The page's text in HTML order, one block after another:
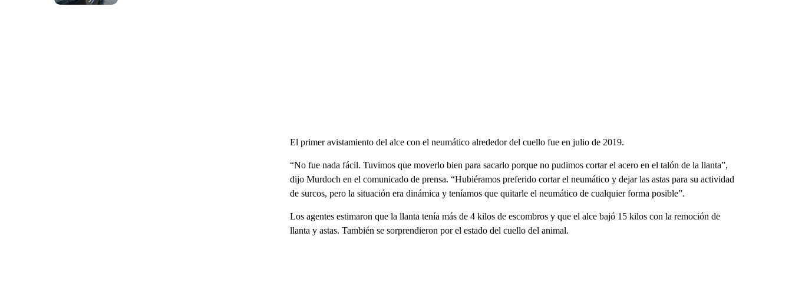
El primer avistamiento del alce con el neumático alrededor del cuello fue en julio de 2019.
“No fue nada fácil. Tuvimos que moverlo bien para sacarlo porque no pudimos cortar el acero en el talón de la llanta”,
dijo Murdoch en el comunicado de prensa. “Hubiéramos preferido cortar el neumático y dejar las astas para su actividad
de surcos, pero la situación era dinámica y teníamos que quitarle el neumático de cualquier forma posible”.
Los agentes estimaron que la llanta tenía más de 4 kilos de escombros y que el alce bajó 15 kilos con la remoción de
llanta y astas. También se sorprendieron por el estado del cuello del animal.